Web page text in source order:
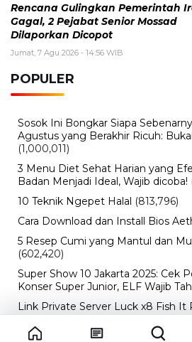
Rencana Gulingkan Pemerintah
Gagal, 2 Pejabat Senior Mossad
Dilaporkan Dicopot
Jumat, 7 Agu 2026 - 14:56 WIB
POPULER
Sosok Ini Bongkar Siapa
Agustus yang Berakhir Ricuh:
(1,000,011)
3 Menu Diet Sehat Harian yang
Badan Menjadi Ideal, Wajib dicoba!
10 Teknik Ngepet Halal (813,796)
Cara Download dan Install Bios
5 Resep Cumi yang Mantul dan
(602,420)
Super Show 10 Jakarta 2025: Cek
Konser Super Junior, ELF Wajib
Link Private Server Luck x8 Fish It
Drop Rate yang Melejit
(424,813)